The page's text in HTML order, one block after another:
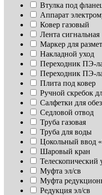
Втулка под
Аппарат
Ковер газовый
Лента сигнальная
Маркер для
Накладной уход
Переходник ПЭ-
Переходник ПЭ-
Плита под ковер
Ручной скребок
Салфетки для
Седловой отвод
Труба газовая
Труба для воды
Цокольный ввод
Шаровый кран
Телескопический
Муфта эл/св
Муфта
Редукция эл/св